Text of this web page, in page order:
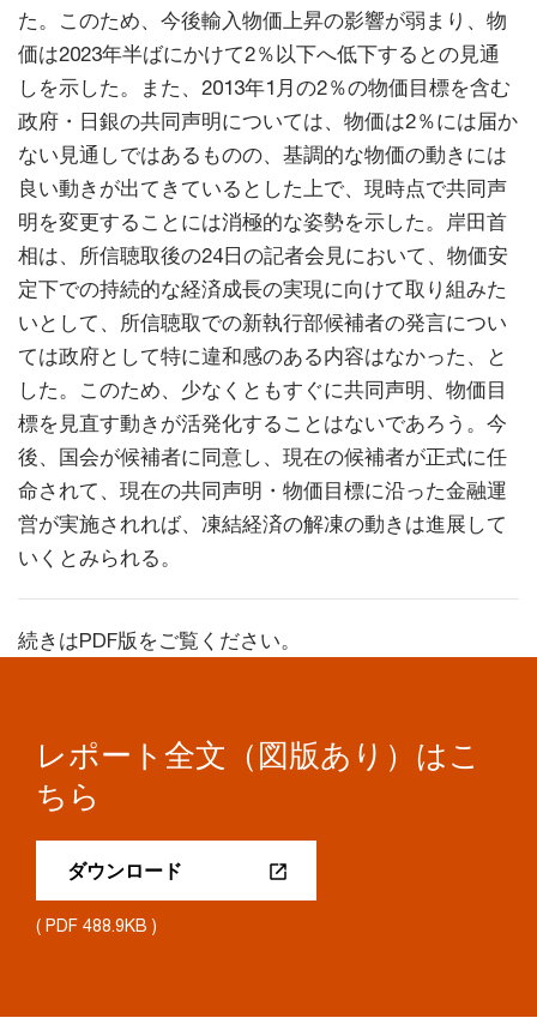
た。このため、今後輸入物価上昇の影響が弱まり、物
価は2023年半ばにかけて2％以下へ低下するとの見通
しを示した。また、2013年1月の2％の物価目標を含む
政府・日銀の共同声明については、物価は2％には届か
ない見通しではあるものの、基調的な物価の動きには
良い動きが出てきているとした上で、現時点で共同声
明を変更することには消極的な姿勢を示した。岸田首
相は、所信聴取後の24日の記者会見において、物価安
定下での持続的な経済成長の実現に向けて取り組みた
いとして、所信聴取での新執行部候補者の発言につい
ては政府として特に違和感のある内容はなかった、と
した。このため、少なくともすぐに共同声明、物価目
標を見直す動きが活発化することはないであろう。今
後、国会が候補者に同意し、現在の候補者が正式に任
命されて、現在の共同声明・物価目標に沿った金融運
営が実施されれば、凍結経済の解凍の動きは進展して
いくとみられる。
続きはPDF版をご覧ください。
レポート全文（図版あり）はこ
ちら
ダウンロード
( PDF 488.9KB )